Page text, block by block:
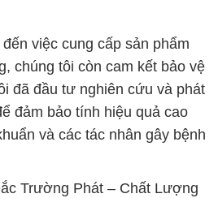
việc cung cấp sản phẩm
chúng tôi còn cam kết bảo vệ
đã đầu tư nghiên cứu và phát
đảm bảo tính hiệu quả cao
và các tác nhân gây bệnh
Trường Phát – Chất Lượng